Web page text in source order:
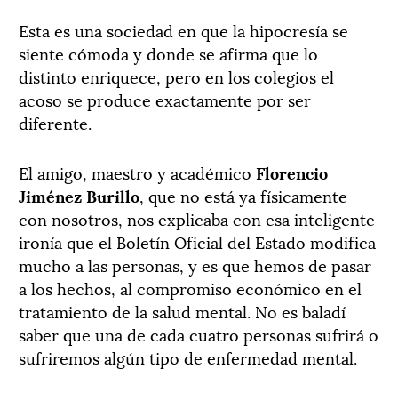
Esta es una sociedad en que la hipocresía se
siente cómoda y donde se afirma que lo
distinto enriquece, pero en los colegios el
acoso se produce exactamente por ser
diferente.
El amigo, maestro y académico Florencio
Jiménez Burillo, que no está ya físicamente
con nosotros, nos explicaba con esa inteligente
ironía que el Boletín Oficial del Estado modifica
mucho a las personas, y es que hemos de pasar
a los hechos, al compromiso económico en el
tratamiento de la salud mental. No es baladí
saber que una de cada cuatro personas sufrirá o
sufriremos algún tipo de enfermedad mental.